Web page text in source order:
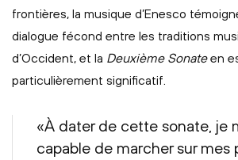
frontières, la musique d’Enesco
dialogue fécond entre les traditions
d’Occident, et la Deuxième Sonateen
particulièrement significatif.
«À dater de cette sonate, je
capable de marcher sur mes